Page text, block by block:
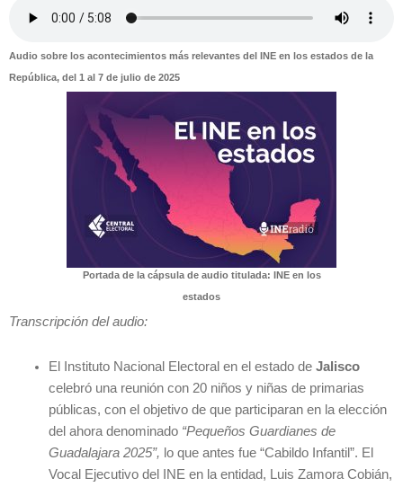
Audio sobre los acontecimientos más relevantes del INE en los estados de la
República, del 1 al 7 de julio de 2025
Portada de la cápsula de audio titulada: INE en los
estados
Transcripción del audio:
El Instituto Nacional Electoral en el estado de Jalisco
celebró una reunión con 20 niños y niñas de primarias
públicas, con el objetivo de que participaran en la elección
del ahora denominado “Pequeños Guardianes de
Guadalajara 2025”, lo que antes fue “Cabildo Infantil”. El
Vocal Ejecutivo del INE en la entidad, Luis Zamora Cobián,